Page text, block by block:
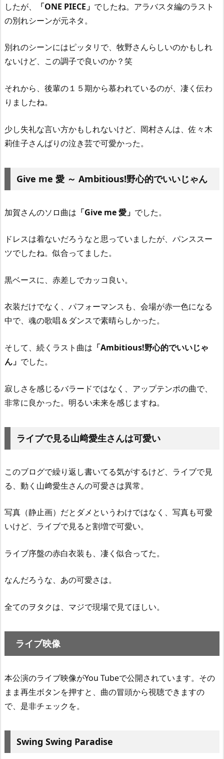
したが、
「ONE PIECE」 でしたね。アラバスタ編のラスト
の別れシーンが元ネタ。
別れのシーンにはピッタリで、牧野さんらしいのかもしれ
ないけど、この調子で良いのか？笑
それから、後輩の１５期から慕われているのが、凄く伝わ
りましたね。
少し失礼な言い方かもしれないけど、岡村さんは、佐々木
莉佳子さんばりの泣き芸で可愛かった。
Give me 愛 ～ Ambitious!野心的でいいじゃん
加賀さんのソロ曲は 「Give me 愛」 でした。
ドレスは着ないだろうなと思っていましたが、パンススー
ツでしたね。似合ってました。
黒ベースに、赤差しでカッコ良い。
衣装だけでなく、パフォーマンスも、会場が赤一色になる
中で、魂の歌唱＆ダンスで素晴らしかった。
そして、続くラスト曲は 「Ambitious!野心的でいいじゃ
ん」 でした。
寂しさを感じるバラードではなく、アップテンポの曲で、
非常に良かった。明るい未来を感じますね。
ライブで見る山﨑愛生さんは可愛い
このブログで繰り返し書いてる気がするけど、ライブで見
る、動く山﨑愛生さんの可愛さは異常。
写真（静止画）だとダメというわけではなく、写真も可愛
いけど、ライブで見ると割増で可愛い。
ライブ序盤の赤白衣装も、凄く似合ってた。
なんだろうな、あの可愛さは。
全てのヲタクは、マジで現場で見てほしい。
ライブ映像
本公演のライブ映像がYou Tubeで公開されています。その
まま再生ボタンを押すと、曲の冒頭から視聴できますの
で、是非チェックを。
Swing Swing Paradise